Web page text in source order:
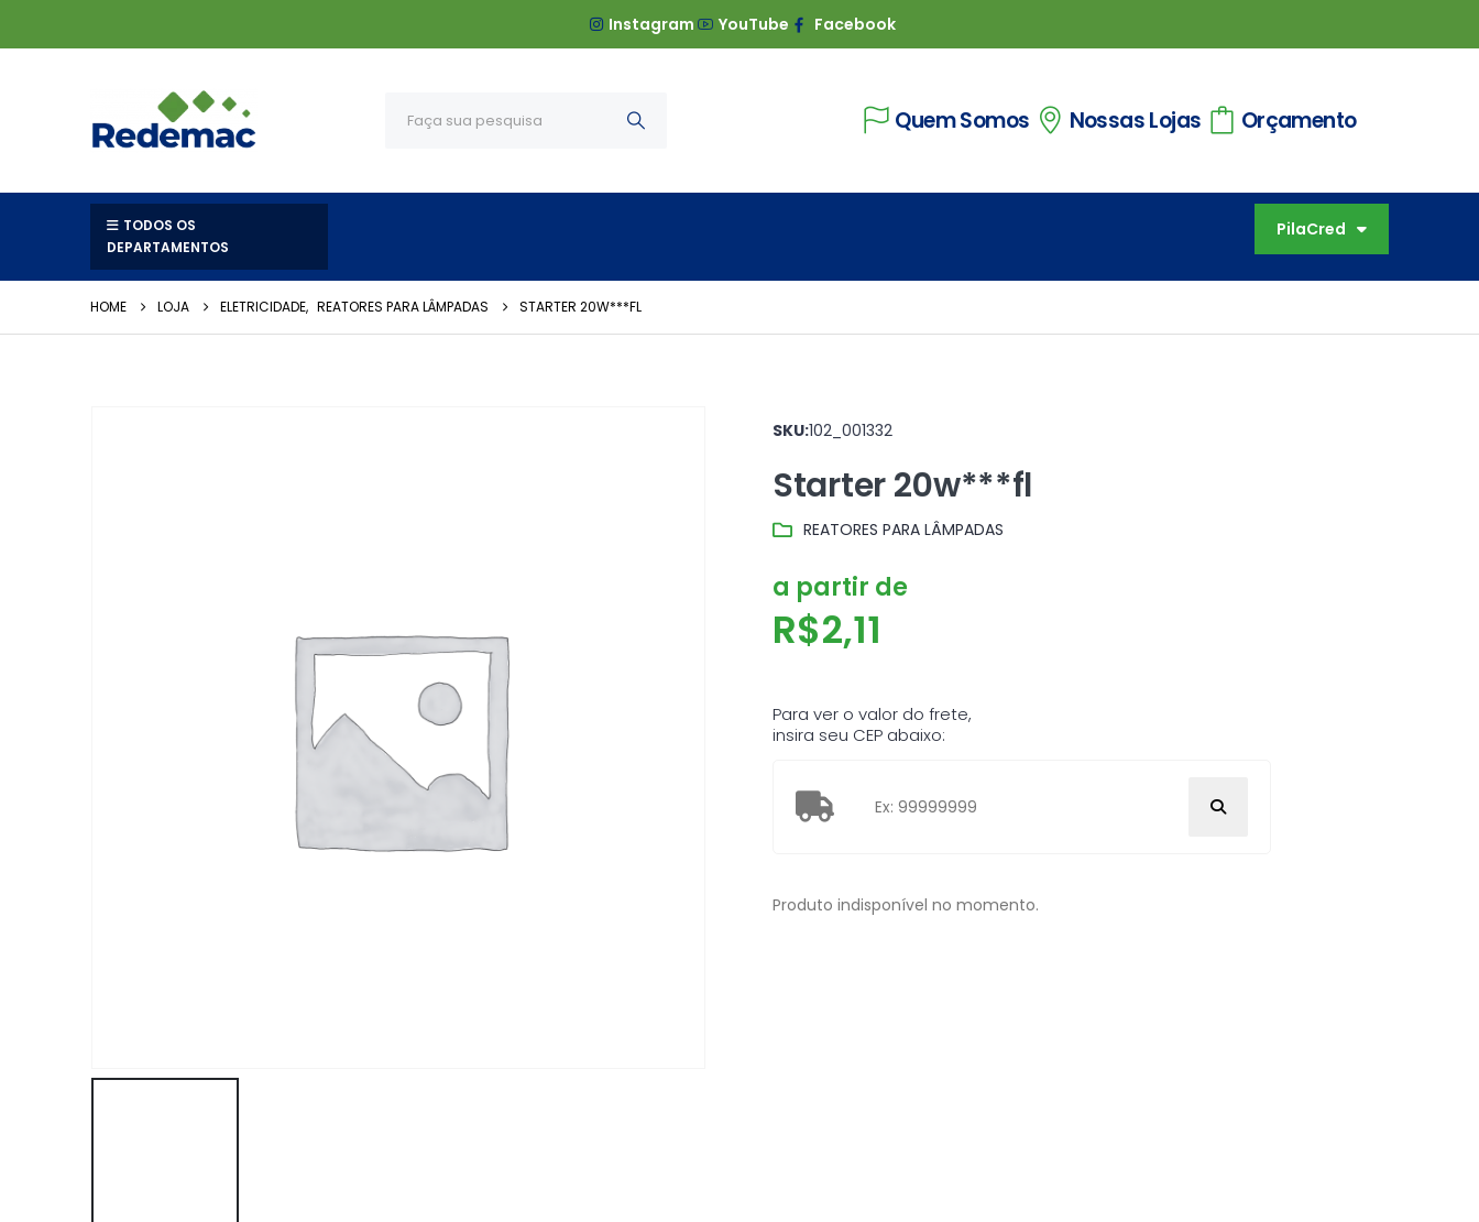
Instagram YouTube Facebook
Quem Somos Nossas Lojas Orçamento
TODOS OS
DEPARTAMENTOS
PilaCred
HOME LOJA ELETRICIDADE, REATORES PARA LÂMPADAS STARTER 20W***FL
SKU:102_001332
Starter 20w***fl
REATORES PARA LÂMPADAS
a partir de
R$2,11
Para ver o valor do frete,
insira seu CEP abaixo:
Produto indisponível no momento.